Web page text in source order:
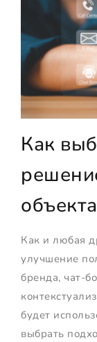
Как
объекта
Как и любая
улучшение
бренда, чат-
будет
выбрать